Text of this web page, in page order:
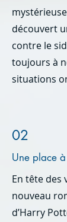
découvert
contre le
toujours à
situations
02
Une place
En tête des
nouveau
d’Harry